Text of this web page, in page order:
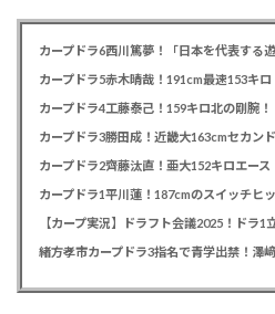
カープドラ4工藤泰己！159キロ北の剛腕！
カープドラ2齊藤汰直！亜大152キロエース
【カープ実況】ドラフト会議2025！ドラ1